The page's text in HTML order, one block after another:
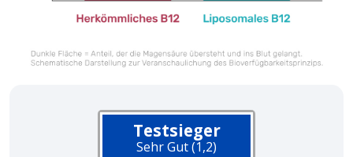
Testsieger
Sehr Gut (1,2)